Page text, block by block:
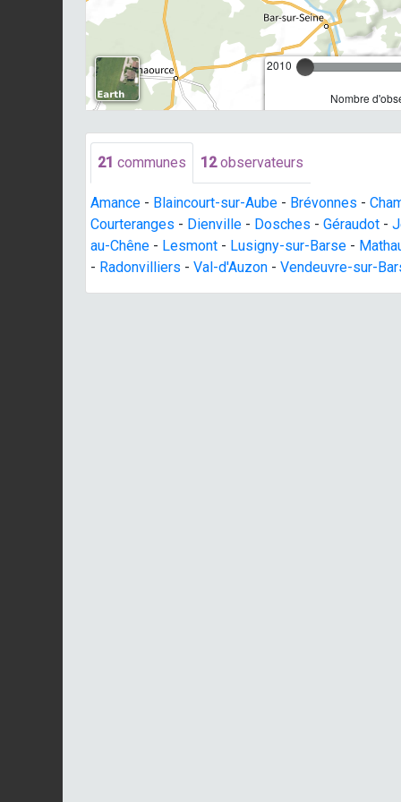
2010
Nombre
21 communes 12observateurs
Amance - Blaincourt-sur-Aube - Brévonnes -
Courteranges - Dienville - Dosches - Géraudot -
au-Chêne - Lesmont - Lusigny-sur-Barse -
- Radonvilliers - Val-d'Auzon - Vendeuvre-sur-